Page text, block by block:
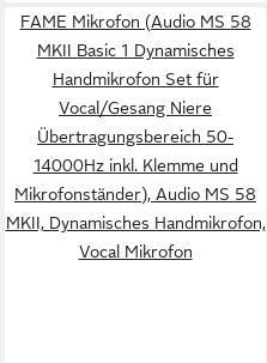
FAME Mikrofon (Audio MS 58
MKII Basic 1 Dynamisches
Handmikrofon Set für
Vocal/Gesang Niere
Übertragungsbereich 50-
14000Hz inkl. Klemme und
Mikrofonständer), Audio MS 58
MKII, Dynamisches Handmikrofon,
Vocal Mikrofon